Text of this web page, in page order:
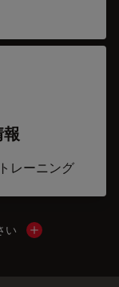
報
レーニング
い Show local